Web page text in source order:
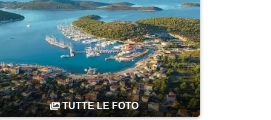
TUTTE LE FOTO